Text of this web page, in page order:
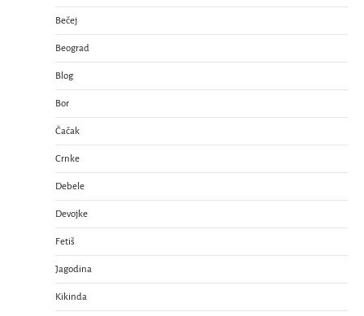
Bečej
Beograd
Blog
Bor
Čačak
Crnke
Debele
Devojke
Fetiš
Jagodina
Kikinda